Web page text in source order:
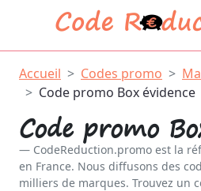
Accueil Codes promo
Code promo Box évidence
Code promo
CodeReduction.promo est la
en France. Nous diffusons des
milliers de marques. Trouvez un